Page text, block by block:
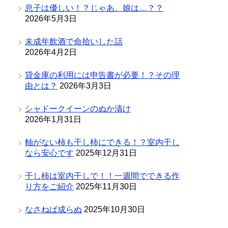
息子は優しい！？じゃあ、娘は…？？
2026年5月3日
未成年飲酒で命拾いした話
2026年4月2日
貸金庫の利用には申告書が必要！？その理
由とは？ 2026年3月3日
シャドークイーンのぬか漬け
2026年1月31日
軸がない柿も干し柿にできる！？室内干し
なら安心です 2025年12月31日
干し柿は室内干しで！！一週間でできる作
り方をご紹介 2025年11月30日
なさねば成らぬ 2025年10月30日